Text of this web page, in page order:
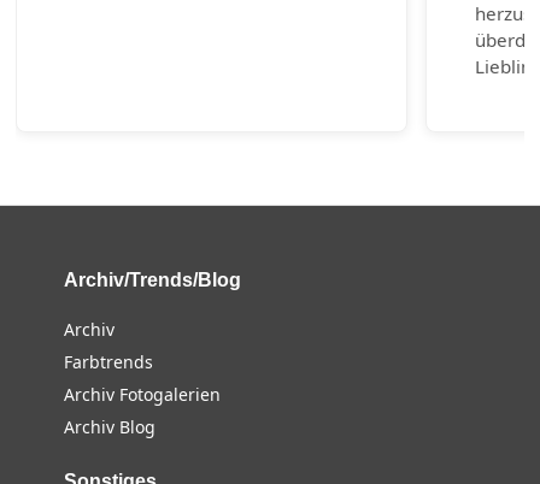
Archiv/Trends/Blog
Archiv
Farbtrends
Archiv Fotogalerien
Archiv Blog